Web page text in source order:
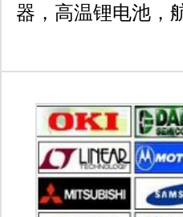
器，高温锂电池，
电池 ei-
engineered power